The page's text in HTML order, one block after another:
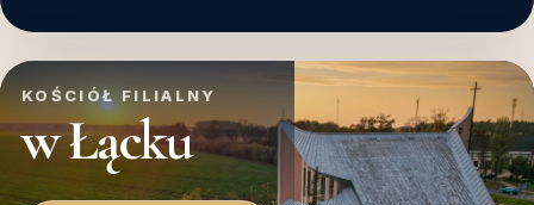
KOŚCIÓŁ FILIALNY
w Łącku